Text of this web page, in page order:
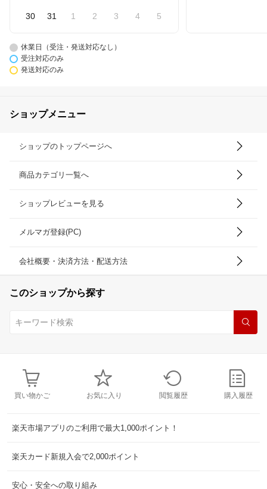
30 31 1 2 3 4 5
休業日（受注・発送対応なし）
受注対応のみ
発送対応のみ
ショップメニュー
ショップのトップページへ
商品カテゴリ一覧へ
ショップレビューを見る
メルマガ登録(PC)
会社概要・決済方法・配送方法
このショップから探す
買い物かご お気に入り 閲覧履歴 購入履歴
楽天市場アプリのご利用で最大1,000ポイント！
楽天カード新規入会で2,000ポイント
安心・安全への取り組み